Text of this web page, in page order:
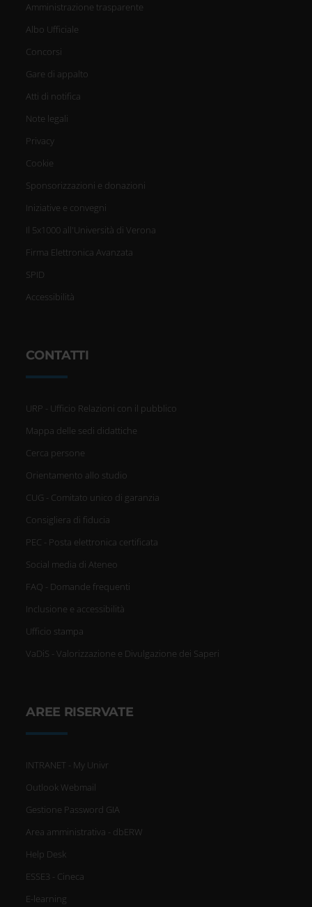
Amministrazione trasparente
Albo Ufficiale
Concorsi
Gare di appalto
Atti di notifica
Note legali
Privacy
Cookie
Sponsorizzazioni e donazioni
Iniziative e convegni
Il 5x1000 all'Università di Verona
Firma Elettronica Avanzata
SPID
Accessibilità
CONTATTI
URP - Ufficio Relazioni con il pubblico
Mappa delle sedi didattiche
Cerca persone
Orientamento allo studio
CUG - Comitato unico di garanzia
Consigliera di fiducia
PEC - Posta elettronica certificata
Social media di Ateneo
FAQ - Domande frequenti
Inclusione e accessibilità
Ufficio stampa
VaDiS - Valorizzazione e Divulgazione dei Saperi
AREE RISERVATE
INTRANET - My Univr
Outlook Webmail
Gestione Password GIA
Area amministrativa - dbERW
Help Desk
ESSE3 - Cineca
E-learning